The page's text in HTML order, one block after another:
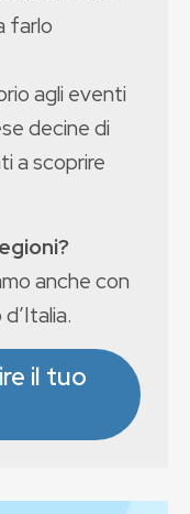
farlo
agli eventi
decine di
a scoprire
anche con
il tuo